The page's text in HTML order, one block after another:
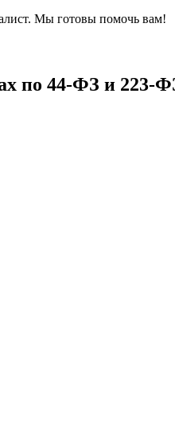
Мы готовы помочь вам!
по 44-ФЗ и 223-